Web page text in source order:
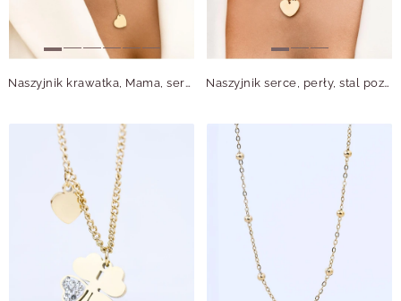
Naszyjnik krawatka, Mama, serce, stal pozłacana S312749Z00 Naszyjnik serce, perły, stal pozłacana S312668Z02